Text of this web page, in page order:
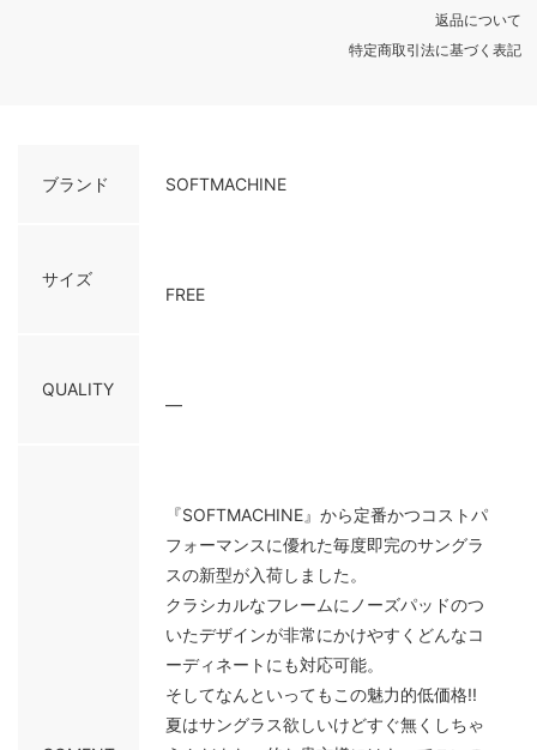
返品について
特定商取引法に基づく表記
ブランド SOFTMACHINE
サイズ
FREE
QUALITY
―
『SOFTMACHINE』から定番かつコストパ
フォーマンスに優れた毎度即完のサングラ
スの新型が入荷しました。
クラシカルなフレームにノーズパッドのつ
いたデザインが非常にかけやすくどんなコ
ーディネートにも対応可能。
そしてなんといってもこの魅力的低価格!!
夏はサングラス欲しいけどすぐ無くしちゃ